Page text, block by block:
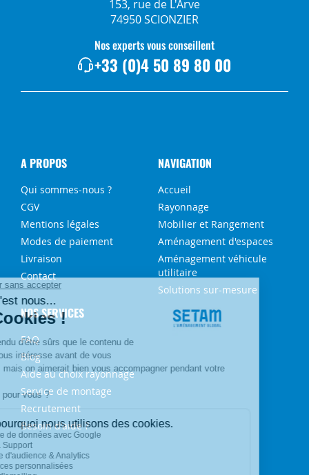
153, rue de L'Arve
74950 SCIONZIER
Nos experts vous conseillent
+33 (0)4 50 89 80 00
A PROPOS
Qui sommes-nous ?
CGV
Mentions légales
Modes de paiement
Livraison
Contact
NAVIGATION
Accueil
Rayonnage
Mobilier et Rangement
Aménagement d'espaces
Aménagement véhicule
utilitaire
Solutions sur-mesure
NOS SERVICES
FAQ
Blog
Aide au choix rayonnage
Service de montage
Recrutement
Besoin d'aide ?